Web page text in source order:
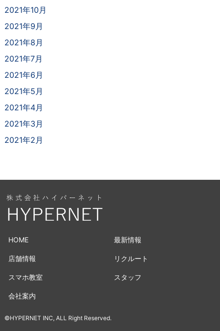
2021年10月
2021年9月
2021年8月
2021年7月
2021年6月
2021年5月
2021年4月
2021年3月
2021年2月
HOME 最新情報
店舗情報 リクルート
スマホ教室 スタッフ
会社案内
©HYPERNET INC, ALL Right Reserved.